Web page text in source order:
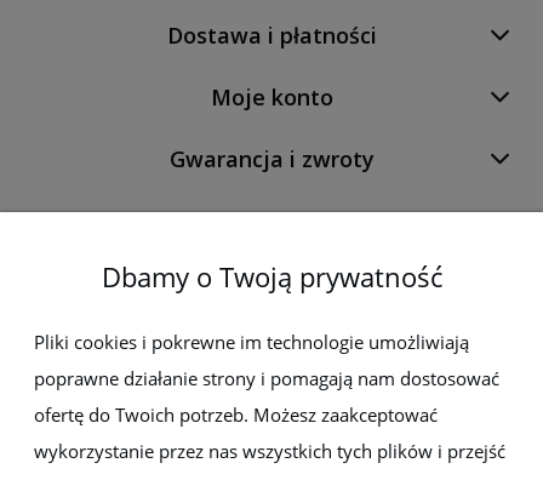
Dostawa i płatności
Moje konto
Gwarancja i zwroty
O firmie
Newsletter
Zapisz się do newslettera, aby być na bieżąco z nowościami i
promocjami
Dbamy o Twoją prywatność
Pliki cookies i pokrewne im technologie umożliwiają
poprawne działanie strony i pomagają nam dostosować
ofertę do Twoich potrzeb. Możesz zaakceptować
wykorzystanie przez nas wszystkich tych plików i przejść